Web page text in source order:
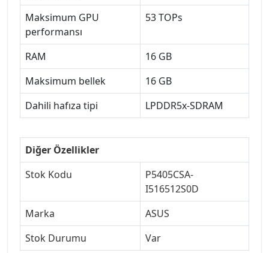
Maksimum GPU
performansı
53 TOPs
RAM
16 GB
Maksimum bellek
16 GB
Dahili hafıza tipi
LPDDR5x-SDRAM
Diğer Özellikler
Stok Kodu
P5405CSA-
I516512S0D
Marka
ASUS
Stok Durumu
Var